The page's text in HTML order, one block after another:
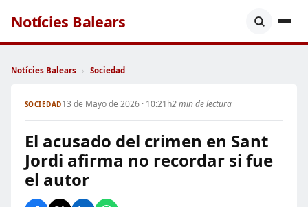
Notícies Balears
Notícies Balears › Sociedad
SOCIEDAD13 de Mayo de 2026 · 10:21h2 min de lectura
El acusado del crimen en Sant
Jordi afirma no recordar si fue
el autor